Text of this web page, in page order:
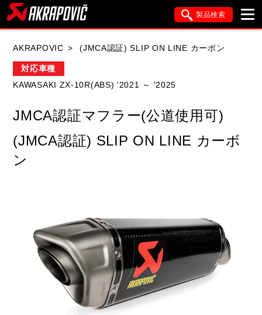
製品検索
PIAGGIO SYM TRIUMPH VESPA
閉じる
AKRAPOVIC (JMCA認証) SLIP ON LINE カーボン
対応車種
KAWASAKI ZX-10R(ABS) '2021 ～ '2025
JMCA認証マフラー(公道使用可)
(JMCA認証) SLIP ON LINE カーボ
ン